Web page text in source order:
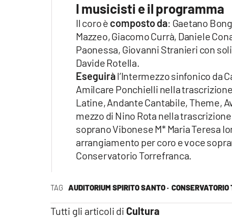
TAG AUDITORIUM SPIRITO SANTO · CONSERVATORIO
Tutti gli articoli di Cultura
I musicisti e il programma
Il coro è composto da: Gaetano
Mazzeo, Giacomo Currà, Daniele
Paonessa, Giovanni Stranieri con
Davide Rotella.
Eseguiràl’Intermezzo sinfonico da
Amilcare Ponchielli nella
Latine, Andante Cantabile, Theme,
mezzo di Nino Rota nella
soprano Vibonese M* Maria Teresa
arrangiamento per coro e voce
Conservatorio Torrefranca.